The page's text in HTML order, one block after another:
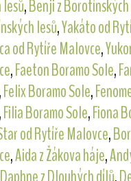
,Benji z
lesů,Yakáto od
od Rytíře Malovce,
,Faeton Boramo Sole,
,Felix Boramo Sole,
,Filia Boramo Sole,Fiona
od Rytíře Malovce,
,Aida z Žákova háje,